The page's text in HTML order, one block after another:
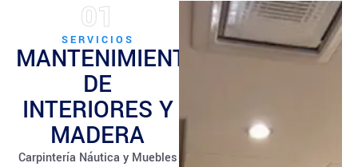
01
SERVICIOS
MANTENIMIENTO
DE
INTERIORES Y
MADERA
Carpintería Náutica y Muebles